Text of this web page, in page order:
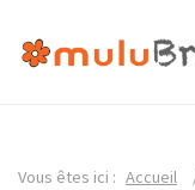
Vous êtes ici : Accueil